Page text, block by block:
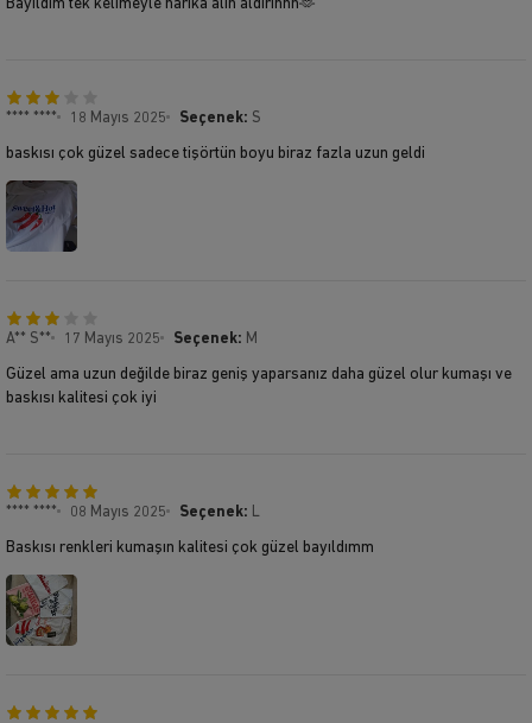
Bayıldım tek kelimeyle harika alın aldırınnn🫶
**** **** 18 Mayıs 2025 Seçenek: S
baskısı çok güzel sadece tişörtün boyu biraz fazla uzun geldi
A** S** 17 Mayıs 2025 Seçenek: M
Güzel ama uzun değilde biraz geniş yaparsanız daha güzel olur kumaşı ve
baskısı kalitesi çok iyi
**** **** 08 Mayıs 2025 Seçenek: L
Baskısı renkleri kumaşın kalitesi çok güzel bayıldımm